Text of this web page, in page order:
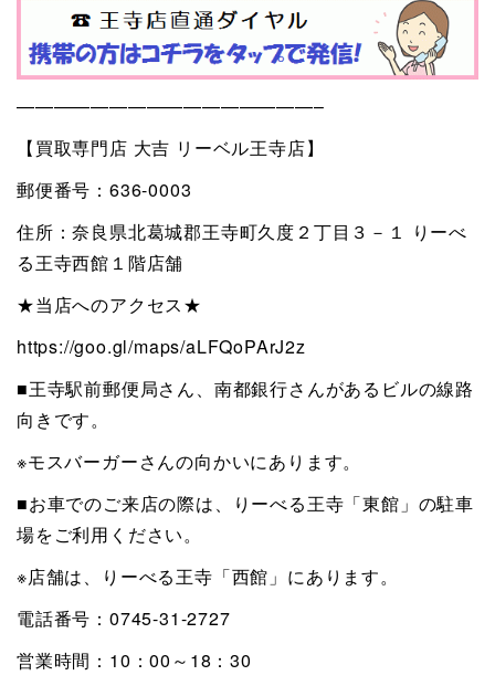
————————————————–
【買取専門店 大吉 リーベル王寺店】
郵便番号：636-0003
住所：奈良県北葛城郡王寺町久度２丁目３－１ りーべ
る王寺西館１階店舗
★当店へのアクセス★
https://goo.gl/maps/aLFQoPArJ2z
■王寺駅前郵便局さん、南都銀行さんがあるビルの線路
向きです。
※モスバーガーさんの向かいにあります。
■お車でのご来店の際は、りーべる王寺「東館」の駐車
場をご利用ください。
※店舗は、りーべる王寺「西館」にあります。
電話番号：0745-31-2727
営業時間：10：00～18：30